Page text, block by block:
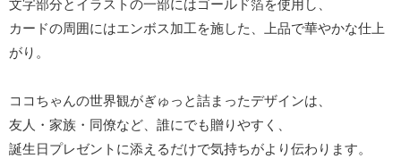
文字部分とイラストの一部にはゴールド箔を使用し、
カードの周囲にはエンボス加工を施した、上品で華やかな仕上
がり。
ココちゃんの世界観がぎゅっと詰まったデザインは、
友人・家族・同僚など、誰にでも贈りやすく、
誕生日プレゼントに添えるだけで気持ちがより伝わります。